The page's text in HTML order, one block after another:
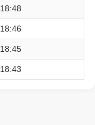
18:48
18:46
18:45
18:43